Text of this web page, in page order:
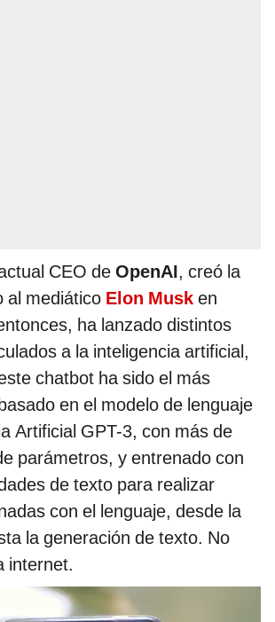
CEO de OpenAI, creó la
al mediático Elon Musk en
ha lanzado distintos
a la inteligencia artificial,
chatbot ha sido el más
en el modelo de lenguaje
Artificial GPT-3, con más de
parámetros, y entrenado con
de texto para realizar
con el lenguaje, desde la
la generación de texto. No
internet.